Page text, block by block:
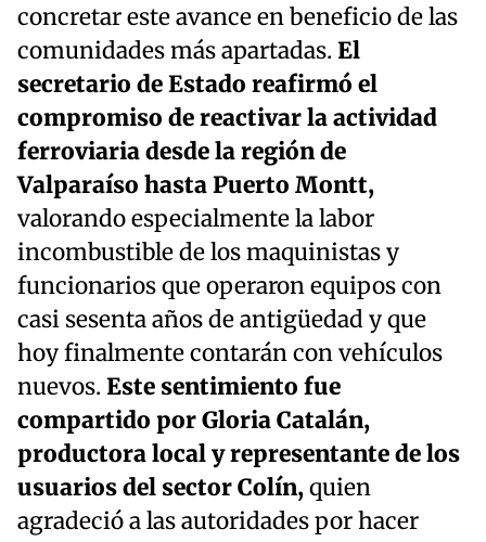
concretar este avance en beneficio de las
comunidades más apartadas. El
secretario de Estado reafirmó el
compromiso de reactivar la actividad
ferroviaria desde la región de
Valparaíso hasta Puerto Montt,
valorando especialmente la labor
incombustible de los maquinistas y
funcionarios que operaron equipos con
casi sesenta años de antigüedad y que
hoy finalmente contarán con vehículos
nuevos. Este sentimiento fue
compartido por Gloria Catalán,
productora local y representante de los
usuarios del sector Colín,quien
agradeció a las autoridades por hacer